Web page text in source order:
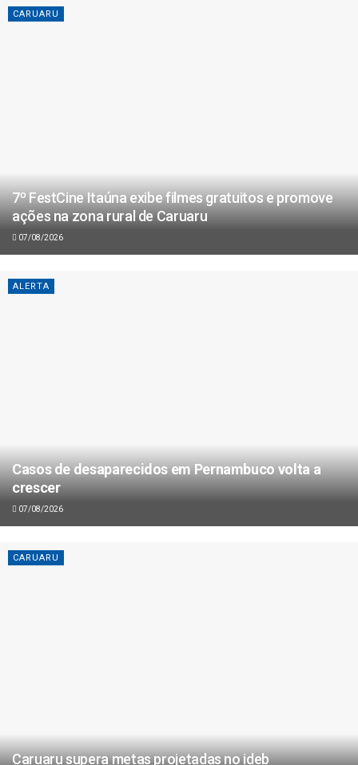
CARUARU
7º FestCine Itaúna exibe filmes gratuitos e promove
ações na zona rural de Caruaru
07/08/2026
ALERTA
Casos de desaparecidos em Pernambuco volta a
crescer
07/08/2026
CARUARU
Caruaru supera metas projetadas no ideb